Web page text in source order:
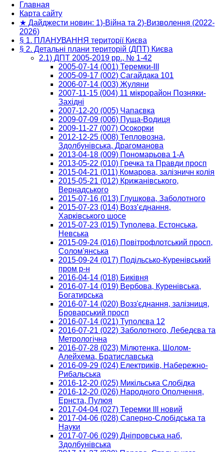
Главная
Карта сайту
★ Дайджести новин: 1)-Війна та 2)-Визволення (2022-
2026)
§ 1. ПЛАНУВАННЯ території Києва
§ 2. Детальні плани територій (ДПТ) Києва
2.1) ДПТ 2005-2019 рр., № 1-42
2005-07-14 (001) Теремки-ІІІ
2005-09-17 (002) Сагайдака 101
2006-07-14 (003) Жуляни
2007-11-15 (004) 11 мікрорайон Позняки-
Західні
2007-12-20 (005) Чапаєвка
2009-07-09 (006) Пуща-Водиця
2009-11-27 (007) Осокорки
2012-12-25 (008) Тепловозна,
Здолбунівська, Драгоманова
2013-04-18 (009) Пономарьова 1-А
2013-05-22 (010) Гречка та Правди просп
2015-04-21 (011) Комарова, залізничн колія
2015-05-21 (012) Крижанівського,
Вернадського
2015-07-16 (013) Глушкова, Заболотного
2015-07-23 (014) Возз’єднання,
Харківського шосе
2015-07-23 (015) Туполева, Естонська,
Невська
2015-09-24 (016) Повітрофлотський просп,
Солом'янська
2015-09-24 (017) Подільсько-Куренівський
пром р-н
2016-04-14 (018) Биківня
2016-07-14 (019) Вербова, Куренівська,
Богатирська
2016-07-14 (020) Возз'єднання, залізниця,
Броварський просп
2016-07-14 (021) Туполєва 12
2016-07-21 (022) Заболотного, Лебедєва та
Метрологічна
2016-07-28 (023) Мілютенка, Шолом-
Алейхема, Братиславська
2016-09-29 (024) Електриків, Набережно-
Рибальська
2016-12-20 (025) Микільська Слобідка
2016-12-20 (026) Народного Ополчення,
Ернста, Пулюя
2017-04-04 (027) Теремки ІІІ новий
2017-04-06 (028) Саперно-Слобідська та
Науки
2017-07-06 (029) Дніпровська наб,
Здолбунівська